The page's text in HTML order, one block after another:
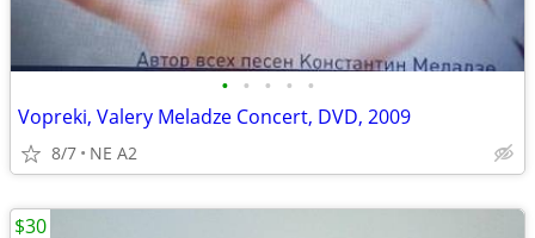
• • • • •
Vopreki, Valery Meladze Concert, DVD, 2009
8/7 NE A2
$30